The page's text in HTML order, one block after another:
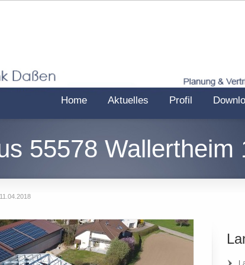
Home Aktuelles Profil
55578 Wallertheim